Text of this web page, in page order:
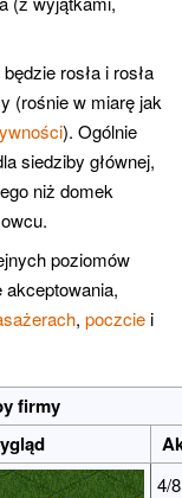
rosła i rosła
(rośnie w miarę jak
). Ogólnie
siedziby głównej,
niż domek
poziomów
, poczciei
firmy
4/8